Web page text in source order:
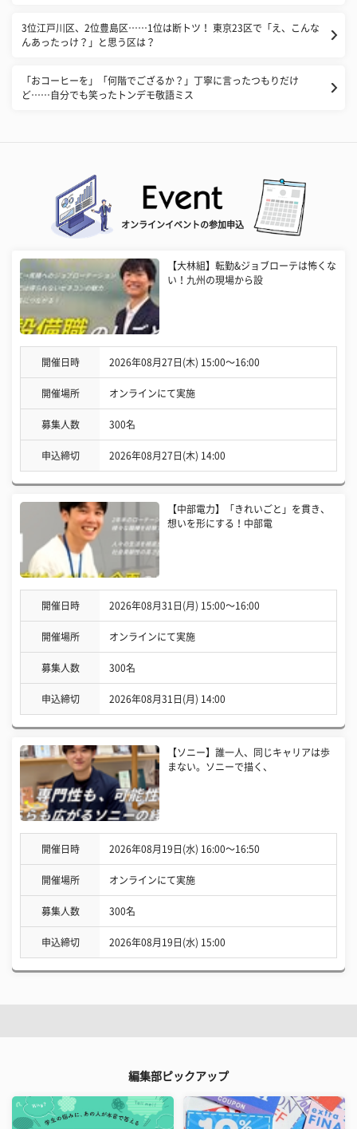
3位江戸川区、2位豊島区……1位は断トツ！ 東京23区で「え、こんな
んあったっけ？」と思う区は？
「おコーヒーを」「何階でござるか？」丁寧に言ったつもりだけ
ど……自分でも笑ったトンデモ敬語ミス
オンラインイベントの参加申込
【大林組】転勤&ジョブローテは怖くな
い！九州の現場から設
開催日時 2026年08月27日(木) 15:00〜16:00
開催場所 オンラインにて実施
募集人数 300名
申込締切 2026年08月27日(木) 14:00
【中部電力】「きれいごと」を貫き、
想いを形にする！中部電
開催日時 2026年08月31日(月) 15:00〜16:00
開催場所 オンラインにて実施
募集人数 300名
申込締切 2026年08月31日(月) 14:00
【ソニー】誰一人、同じキャリアは歩
まない。ソニーで描く、
開催日時 2026年08月19日(水) 16:00〜16:50
開催場所 オンラインにて実施
募集人数 300名
申込締切 2026年08月19日(水) 15:00
編集部ピックアップ